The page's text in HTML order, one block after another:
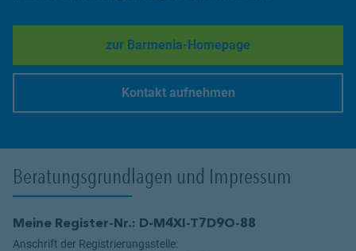
zur Barmenia-Homepage
Link Opens in New Tab
Kontakt aufnehmen
Beratungsgrundlagen und Impressum
Meine Register-Nr.: D-M4XI-T7D9O-88
Anschrift der Registrierungsstelle: